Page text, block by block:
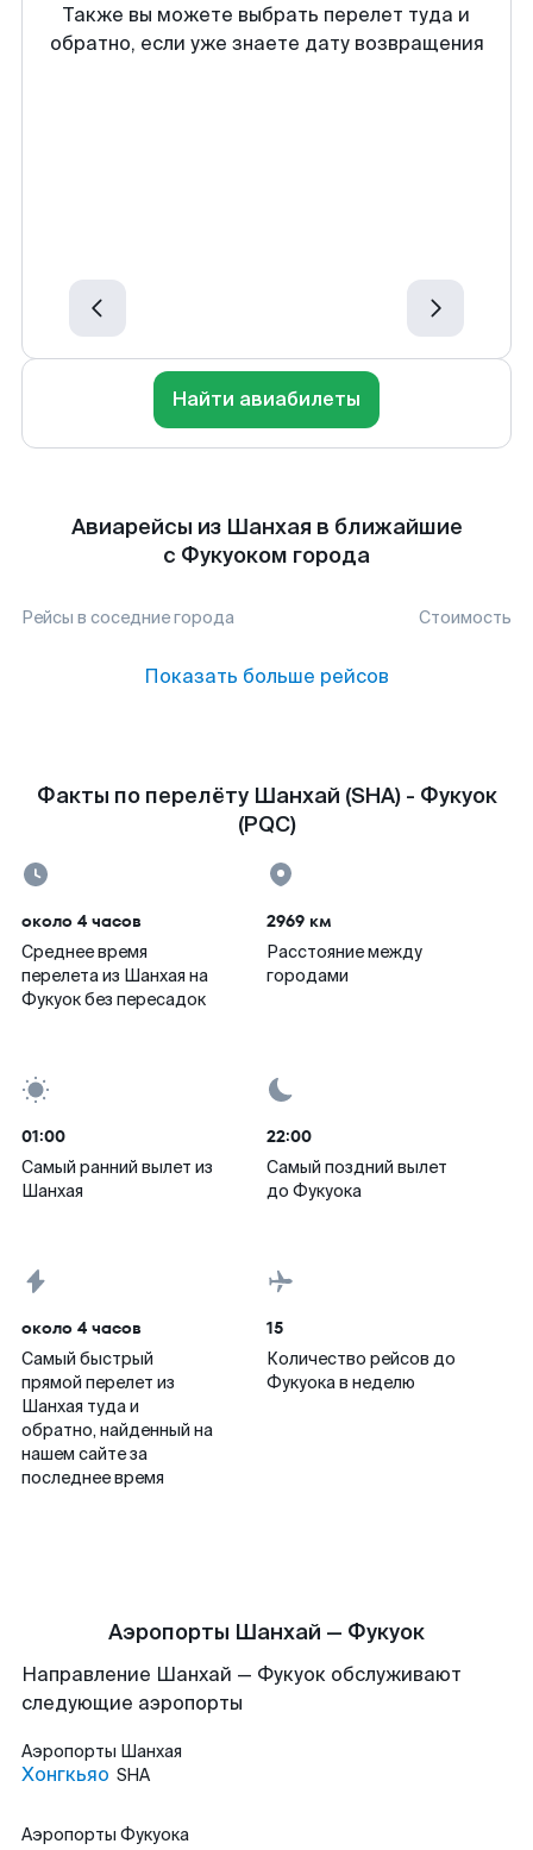
Также вы можете выбрать перелет туда и
обратно, если уже знаете дату возвращения
Найти авиабилеты
Авиарейсы из Шанхая в ближайшие
с Фукуоком города
Рейсы в соседние города Стоимость
Показать больше рейсов
Факты по перелёту Шанхай (SHA) - Фукуок
(PQC)
около 4 часов
Среднее время
перелета из Шанхая на
Фукуок без пересадок
2969 км
Расстояние между
городами
01:00
Самый ранний вылет из
Шанхая
22:00
Самый поздний вылет
до Фукуока
около 4 часов
Самый быстрый
прямой перелет из
Шанхая туда и
обратно, найденный на
нашем сайте за
последнее время
15
Количество рейсов до
Фукуока в неделю
Аэропорты Шанхай — Фукуок
Направление Шанхай — Фукуок обслуживают
следующие аэропорты
Аэропорты Шанхая
Хонгкьяо SHA
Аэропорты Фукуока